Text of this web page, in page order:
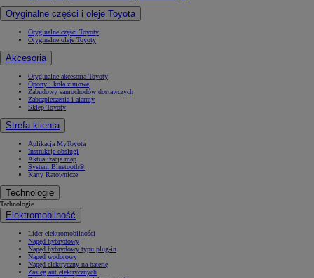
Oryginalne części i oleje Toyota
Oryginalne części Toyoty
Oryginalne oleje Toyoty
Akcesoria
Oryginalne akcesoria Toyoty
Opony i koła zimowe
Zabudowy samochodów dostawczych
Zabezpieczenia i alarmy
Sklep Toyoty
Strefa klienta
Aplikacja MyToyota
Instrukcje obsługi
Aktualizacja map
System Bluetooth®
Karty Ratownicze
Technologie
Technologie
Elektromobilność
Lider elektromobilności
Napęd hybrydowy
Napęd hybrydowy typu plug-in
Napęd wodorowy
Napęd elektryczny na baterię
Zasięg aut elektrycznych